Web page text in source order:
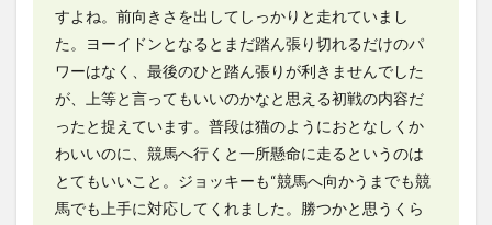
すよね。前向きさを出してしっかりと走れていまし
た。ヨーイドンとなるとまだ踏ん張り切れるだけのパ
ワーはなく、最後のひと踏ん張りが利きませんでした
が、上等と言ってもいいのかなと思える初戦の内容だ
ったと捉えています。普段は猫のようにおとなしくか
わいいのに、競馬へ行くと一所懸命に走るというのは
とてもいいこと。ジョッキーも“競馬へ向かうまでも競
馬でも上手に対応してくれました。勝つかと思うくら